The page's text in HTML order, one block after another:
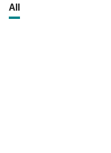
All